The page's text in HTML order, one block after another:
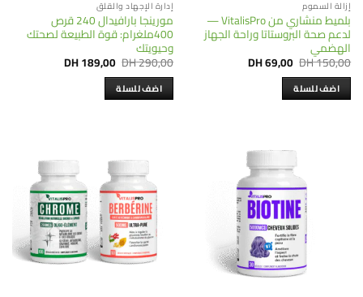
إزالة السموم
بلميط منشاري من VitalisPro —
لدعم صحة البروستاتا وراحة الجهاز
الهضمي
DH150,00
Original
price
was:
DH 150,00.
DH69,00
Current
price
اضف للسلة
إدارة الإجهاد والقلق
مورينجا بارافيدال 240 قرص
400ملغرام: قوة الطبيعة لصحتك
وحيويتك
DH290,00
Original
price
was:
DH 290,00.
DH189,00
Current
price
اضف للسلة